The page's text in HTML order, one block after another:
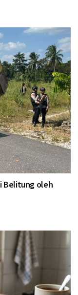
Belitung oleh